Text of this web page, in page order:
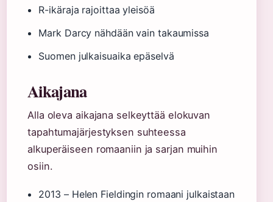
R-ikäraja rajoittaa yleisöä
Mark Darcy nähdään vain takaumissa
Suomen julkaisuaika epäselvä
Aikajana
Alla oleva aikajana selkeyttää elokuvan
tapahtumajärjestyksen suhteessa
alkuperäiseen romaaniin ja sarjan muihin
osiin.
2013 – Helen Fieldingin romaani julkaistaan